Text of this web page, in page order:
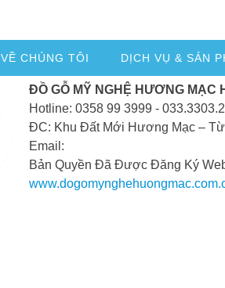
VỀ CHÚNG TÔI DỊCH VỤ & SẢN
ĐỒ GỖ MỸ NGHỆ HƯƠNG MẠC
Hotline: 0358 99 3999 -
ĐC: Khu Đất Mới Hương Mạc –
Email:
Bản Quyền Đã Được Đăng Ký